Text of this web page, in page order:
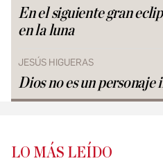
En el siguiente gran
en la luna
JESÚS HIGUERAS
Dios no es un personaje
LO MÁS LEÍDO